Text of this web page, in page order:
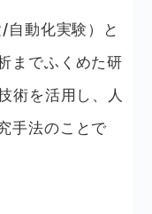
自動化実験）と
までふくめた研
術を活用し、人
手法のことで